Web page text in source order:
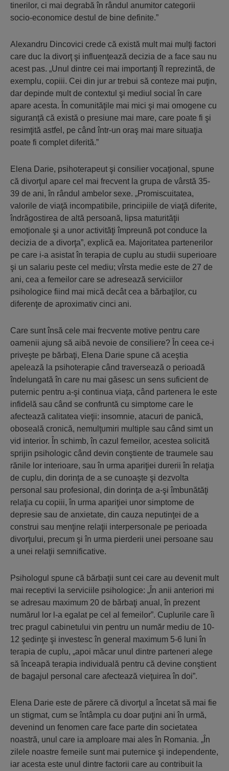
tinerilor, ci mai degrabă în rândul anumitor categorii
socio-economice destul de bine definite.”
Alexandru Dincovici crede că există mult mai mulţi factori
care duc la divorţ şi influenţează decizia de a face sau nu
acest pas. „Unul dintre cei mai importanţi îl reprezintă, de
exemplu, copiii. Cei din jur ar trebui să conteze mai puţin,
dar depinde mult de contextul şi mediul social în care
apare acesta. În comunităţile mai mici şi mai omogene cu
siguranţă că există o presiune mai mare, care poate fi şi
resimţită astfel, pe când într-un oraş mai mare situaţia
poate fi complet diferită.”
Elena Darie, psihoterapeut şi consilier vocaţional, spune
că divorţul apare cel mai frecvent la grupa de vârstă 35-
39 de ani, în rândul ambelor sexe. „Promiscuitatea,
valorile de viaţă incompatibile, principiile de viaţă diferite,
îndrăgostirea de altă persoană, lipsa maturităţii
emoţionale şi a unor activităţi împreună pot conduce la
decizia de a divorţa”, explică ea. Majoritatea partenerilor
pe care i-a asistat în terapia de cuplu au studii superioare
şi un salariu peste cel mediu; vîrsta medie este de 27 de
ani, cea a femeilor care se adresează serviciilor
psihologice fiind mai mică decât cea a bărbaţilor, cu
diferenţe de aproximativ cinci ani.
Care sunt însă cele mai frecvente motive pentru care
oamenii ajung să aibă nevoie de consiliere? În ceea ce-i
priveşte pe bărbaţi, Elena Darie spune că aceştia
apelează la psihoterapie când traversează o perioadă
îndelungată în care nu mai găsesc un sens suficient de
puternic pentru a-şi continua viaţa, când partenera le este
infidelă sau când se confruntă cu simptome care le
afectează calitatea vieţii: insomnie, atacuri de panică,
oboseală cronică, nemulţumiri multiple sau când simt un
vid interior. În schimb, în cazul femeilor, acestea solicită
sprijin psihologic când devin conştiente de traumele sau
rănile lor interioare, sau în urma apariţiei durerii în relaţia
de cuplu, din dorinţa de a se cunoaşte şi dezvolta
personal sau profesional, din dorinţa de a-şi îmbunătăţi
relaţia cu copiii, în urma apariţiei unor simptome de
depresie sau de anxietate, din cauza neputinţei de a
construi sau menţine relaţii interpersonale pe perioada
divorţului, precum şi în urma pierderii unei persoane sau
a unei relaţii semnificative.
Psihologul spune că bărbaţii sunt cei care au devenit mult
mai receptivi la serviciile psihologice: „În anii anteriori mi
se adresau maximum 20 de bărbaţi anual, în prezent
numărul lor l-a egalat pe cel al femeilor”. Cuplurile care îi
trec pragul cabinetului vin pentru un număr mediu de 10-
12 şedinţe şi investesc în general maximum 5-6 luni în
terapia de cuplu, „apoi măcar unul dintre parteneri alege
să înceapă terapia individuală pentru că devine conştient
de bagajul personal care afectează vieţuirea în doi”.
Elena Darie este de părere că divorţul a încetat să mai fie
un stigmat, cum se întâmpla cu doar puţini ani în urmă,
devenind un fenomen care face parte din societatea
noastră, unul care ia amploare mai ales în Romania. „În
zilele noastre femeile sunt mai puternice şi independente,
iar acesta este unul dintre factorii care au contribuit la